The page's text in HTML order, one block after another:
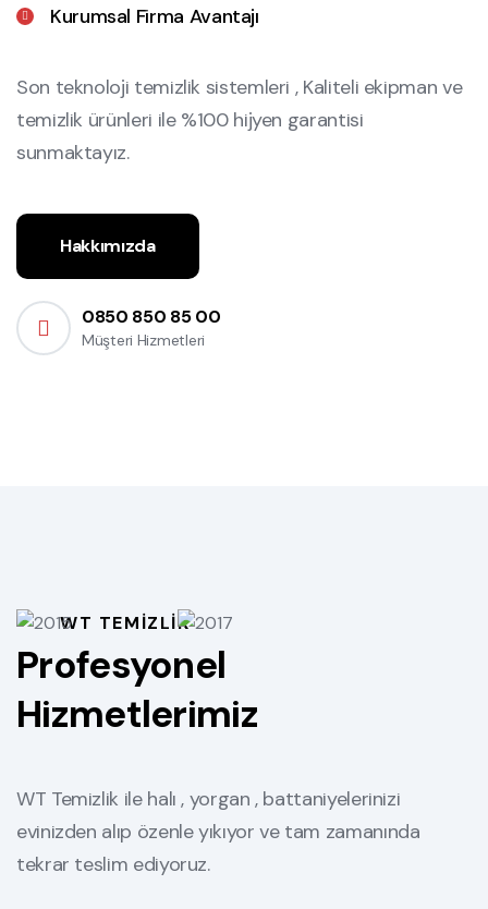
Kurumsal Firma Avantajı
Son teknoloji temizlik sistemleri , Kaliteli ekipman ve
temizlik ürünleri ile %100 hijyen garantisi
sunmaktayız.
Hakkımızda
0850 850 85 00
Müşteri Hizmetleri
WT TEMİZLİK
Profesyonel
Hizmetlerimiz
WT Temizlik ile halı , yorgan , battaniyelerinizi
evinizden alıp özenle yıkıyor ve tam zamanında
tekrar teslim ediyoruz.